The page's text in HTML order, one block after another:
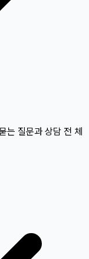
는 질문과 상담 전 체